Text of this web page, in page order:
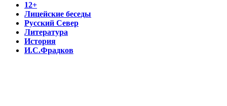
12+
Лицейские беседы
Русский Север
Литература
История
И.С.Фрадков